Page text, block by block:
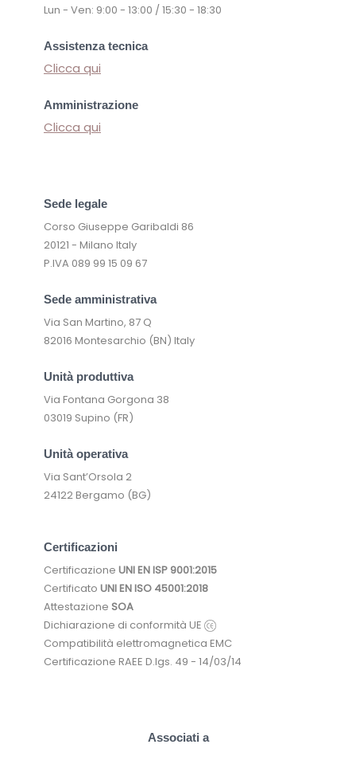
Lun - Ven: 9:00 - 13:00 / 15:30 - 18:30
Assistenza tecnica
Clicca qui
Amministrazione
Clicca qui
Sede legale
Corso Giuseppe Garibaldi 86
20121 - Milano Italy
P.IVA 089 99 15 09 67
Sede amministrativa
Via San Martino, 87 Q
82016 Montesarchio (BN) Italy
Unità produttiva
Via Fontana Gorgona 38
03019 Supino (FR)
Unità operativa
Via Sant’Orsola 2
24122 Bergamo (BG)
Certificazioni
Certificazione UNI EN ISP 9001:2015
Certificato UNI EN ISO 45001:2018
Attestazione SOA
Dichiarazione di conformità UE
Compatibilità elettromagnetica EMC
Certificazione RAEE D.lgs. 49 - 14/03/14
Associati a